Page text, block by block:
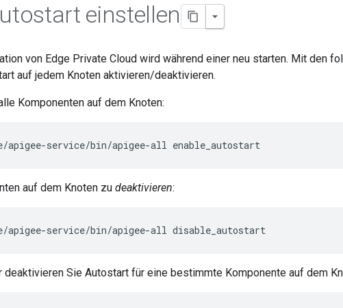
einstellen
von Edge Private Cloud wird während einer neu starten. Mit den
auf jedem Knoten aktivieren/deaktivieren.
Komponenten auf dem Knoten:
apigee-service/bin/apigee-all enable_autostart
auf dem Knoten zu deaktivieren:
apigee-service/bin/apigee-all disable_autostart
deaktivieren Sie Autostart für eine bestimmte Komponente auf dem